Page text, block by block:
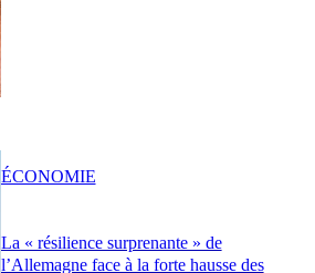
La « résilience surprenante » de
l’Allemagne face à la forte hausse des
ÉCONOMIE